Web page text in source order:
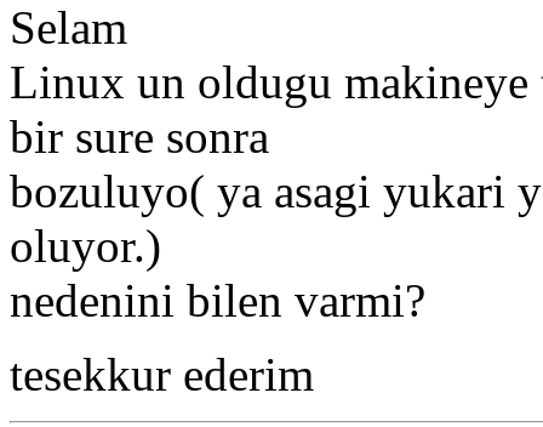
Selam
Linux un oldugu makineye
bir sure sonra
bozuluyo( ya asagi yukari
oluyor.)
nedenini bilen varmi?
tesekkur ederim